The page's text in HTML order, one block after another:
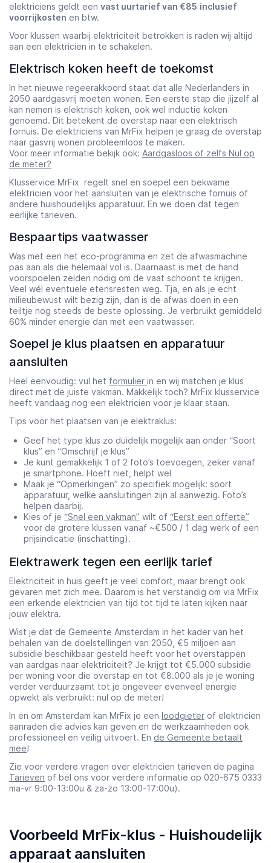
elektriciens geldt een vast uurtarief van €85 inclusief
voorrijkosten en btw.
Voor klussen waarbij elektriciteit betrokken is raden wij altijd
aan een elektricien in te schakelen.
Elektrisch koken heeft de toekomst
In het nieuwe regeerakkoord staat dat alle Nederlanders in
2050 aardgasvrij moeten wonen. Een eerste stap die jijzelf al
kan nemen is elektrisch koken, ook wel inductie koken
genoemd. Dit betekent de overstap naar een elektrisch
fornuis. De elektriciens van MrFix helpen je graag de overstap
naar gasvrij wonen probleemloos te maken.
Voor meer informatie bekijk ook: Aardgasloos of zelfs Nul op
de meter?
Klusservice MrFix regelt snel en soepel een bekwame
elektricien voor het aansluiten van je elektrische fornuis of
andere huishoudelijks apparatuur. En we doen dat tegen
eerlijke tarieven.
Bespaartips vaatwasser
Was met een het eco-programma en zet de afwasmachine
pas aan als die helemaal vol is. Daarnaast is met de hand
voorspoelen zelden nodig om de vaat schoont te krijgen.
Veel wél eventuele etensresten weg. Tja, en als je echt
milieubewust wilt bezig zijn, dan is de afwas doen in een
teiltje nog steeds de beste oplossing. Je verbruikt gemiddeld
60% minder energie dan met een vaatwasser.
Soepel je klus plaatsen en apparatuur
aansluiten
Heel eenvoudig: vul het formulier in en wij matchen je klus
direct met de juiste vakman. Makkelijk toch? MrFix klusservice
heeft vandaag nog een elektricien voor je klaar staan.
Tips voor het plaatsen van je elektraklus:
Geef het type klus zo duidelijk mogelijk aan onder “Soort
klus” en “Omschrijf je klus”
Je kunt gemakkelijk 1 of 2 foto’s toevoegen, zeker vanaf
je smartphone. Hoeft niet, helpt wel
Maak je “Opmerkingen” zo specifiek mogelijk: soort
apparatuur, welke aansluitingen zijn al aanwezig. Foto’s
helpen daarbij.
Kies of je “Snel een vakman” wilt of “Eerst een offerte”
voor de grotere klussen vanaf ~€500 / 1 dag werk of een
prijsindicatie (inschatting).
Elektrawerk tegen een eerlijk tarief
Elektriciteit in huis geeft je veel comfort, maar brengt ook
gevaren met zich mee. Daarom is het verstandig om via MrFix
een erkende elektricien van tijd tot tijd te laten kijken naar
jouw elektra.
Wist je dat de Gemeente Amsterdam in het kader van het
behalen van de doelstellingen van 2050, €5 miljoen aan
subsidie beschikbaar gesteld heeft voor het overstappen
van aardgas naar elektriciteit? Je krijgt tot €5.000 subsidie
per woning voor die overstap en tot €8.000 als je je woning
verder verduurzaamt tot je ongeveer evenveel energie
opwekt als verbruikt: nul op de meter!
In en om Amsterdam kan MrFix je een loodgieter of elektricien
aanraden die advies kan geven en de werkzaamheden ook
professioneel en veilig uitvoert. En de Gemeente betaalt
mee!
Zie voor verdere vragen over elektricien tarieven de pagina
Tarieven of bel ons voor verdere informatie op 020-675 0333
ma-vr 9:00-13:00u & za-zo 13:00-17:00u).
Voorbeeld MrFix-klus - Huishoudelijk
apparaat aansluiten